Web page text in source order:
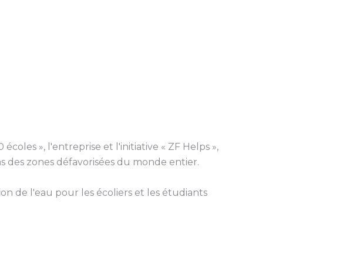
écoles », l'entreprise et l'initiative « ZF Helps »,
des zones défavorisées du monde entier.
de l'eau pour les écoliers et les étudiants